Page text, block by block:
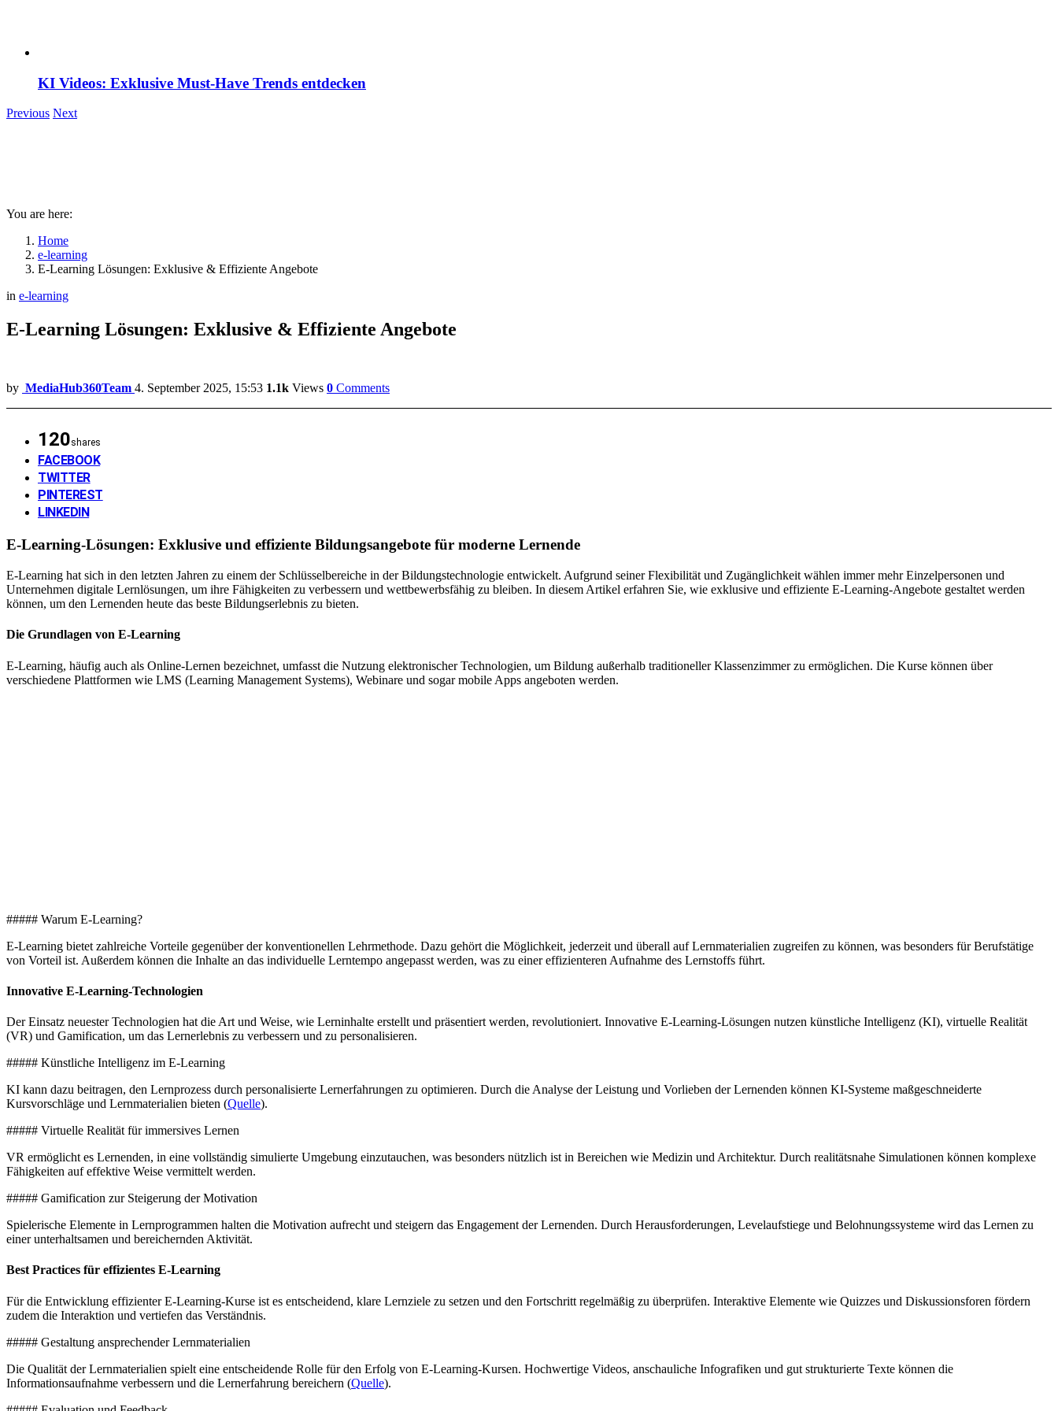
KI Videos: Exklusive Must-Have Trends entdecken
Previous Next
You are here:
Home
e-learning
E-Learning Lösungen: Exklusive & Effiziente Angebote
in e-learning
E-Learning Lösungen: Exklusive & Effiziente Angebote
by MediaHub360Team 4. September 2025, 15:53 1.1k Views 0 Comments
120shares
FACEBOOK
TWITTER
PINTEREST
LINKEDIN
E-Learning-Lösungen: Exklusive und effiziente Bildungsangebote für moderne Lernende
E-Learning hat sich in den letzten Jahren zu einem der Schlüsselbereiche in der Bildungstechnologie entwickelt. Aufgrund seiner Flexibilität und Zugänglichkeit wählen immer mehr Einzelpersonen und
Unternehmen digitale Lernlösungen, um ihre Fähigkeiten zu verbessern und wettbewerbsfähig zu bleiben. In diesem Artikel erfahren Sie, wie exklusive und effiziente E-Learning-Angebote gestaltet werden
können, um den Lernenden heute das beste Bildungserlebnis zu bieten.
Die Grundlagen von E-Learning
E-Learning, häufig auch als Online-Lernen bezeichnet, umfasst die Nutzung elektronischer Technologien, um Bildung außerhalb traditioneller Klassenzimmer zu ermöglichen. Die Kurse können über
verschiedene Plattformen wie LMS (Learning Management Systems), Webinare und sogar mobile Apps angeboten werden.
##### Warum E-Learning?
E-Learning bietet zahlreiche Vorteile gegenüber der konventionellen Lehrmethode. Dazu gehört die Möglichkeit, jederzeit und überall auf Lernmaterialien zugreifen zu können, was besonders für Berufstätige
von Vorteil ist. Außerdem können die Inhalte an das individuelle Lerntempo angepasst werden, was zu einer effizienteren Aufnahme des Lernstoffs führt.
Innovative E-Learning-Technologien
Der Einsatz neuester Technologien hat die Art und Weise, wie Lerninhalte erstellt und präsentiert werden, revolutioniert. Innovative E-Learning-Lösungen nutzen künstliche Intelligenz (KI), virtuelle Realität
(VR) und Gamification, um das Lernerlebnis zu verbessern und zu personalisieren.
##### Künstliche Intelligenz im E-Learning
KI kann dazu beitragen, den Lernprozess durch personalisierte Lernerfahrungen zu optimieren. Durch die Analyse der Leistung und Vorlieben der Lernenden können KI-Systeme maßgeschneiderte
Kursvorschläge und Lernmaterialien bieten (Quelle).
##### Virtuelle Realität für immersives Lernen
VR ermöglicht es Lernenden, in eine vollständig simulierte Umgebung einzutauchen, was besonders nützlich ist in Bereichen wie Medizin und Architektur. Durch realitätsnahe Simulationen können komplexe
Fähigkeiten auf effektive Weise vermittelt werden.
##### Gamification zur Steigerung der Motivation
Spielerische Elemente in Lernprogrammen halten die Motivation aufrecht und steigern das Engagement der Lernenden. Durch Herausforderungen, Levelaufstiege und Belohnungssysteme wird das Lernen zu
einer unterhaltsamen und bereichernden Aktivität.
Best Practices für effizientes E-Learning
Für die Entwicklung effizienter E-Learning-Kurse ist es entscheidend, klare Lernziele zu setzen und den Fortschritt regelmäßig zu überprüfen. Interaktive Elemente wie Quizzes und Diskussionsforen fördern
zudem die Interaktion und vertiefen das Verständnis.
##### Gestaltung ansprechender Lernmaterialien
Die Qualität der Lernmaterialien spielt eine entscheidende Rolle für den Erfolg von E-Learning-Kursen. Hochwertige Videos, anschauliche Infografiken und gut strukturierte Texte können die
Informationsaufnahme verbessern und die Lernerfahrung bereichern (Quelle).